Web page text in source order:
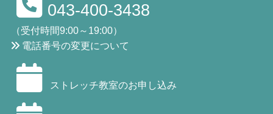
043-400-3438
（受付時間9:00～19:00）
電話番号の変更について
ストレッチ教室のお申し込み